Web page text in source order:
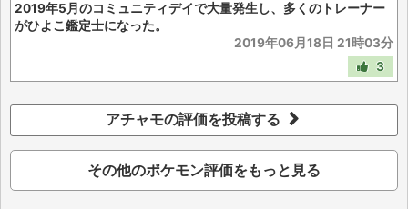
2019年5月のコミュニティデイで大量発生し、多くのトレーナー
がひよこ鑑定士になった。
2019年06月18日 21時03分
3
アチャモの評価を投稿する
その他のポケモン評価をもっと見る